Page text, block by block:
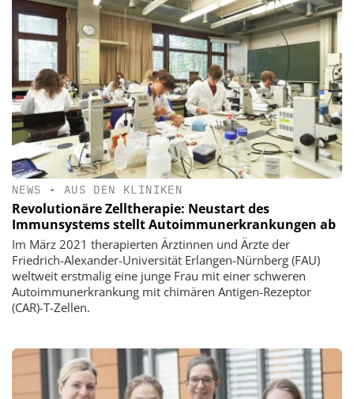
NEWS • AUS DEN KLINIKEN
Revolutionäre Zelltherapie: Neustart des
Immunsystems stellt Autoimmunerkrankungen ab
Im März 2021 therapierten Ärztinnen und Ärzte der
Friedrich-Alexander-Universität Erlangen-Nürnberg (FAU)
weltweit erstmalig eine junge Frau mit einer schweren
Autoimmunerkrankung mit chimären Antigen-Rezeptor
(CAR)-T-Zellen.